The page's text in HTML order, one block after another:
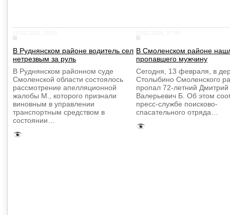
В Руднянском районе водитель сел
нетрезвым за руль
В Руднянском районном суде
Смоленской области состоялось
рассмотрение апелляционной
жалобы М., которого признали
виновным в управлении
транспортным средством в
состоянии…
В Смоленском районе
пропавшего мужчину
Сегодня, 13 февраля, в
Столыбино Смоленского
пропал 72-летний Дмитрий
Валерьевич Б. Об этом
пресс-службе поисково-
спасательного отряда…